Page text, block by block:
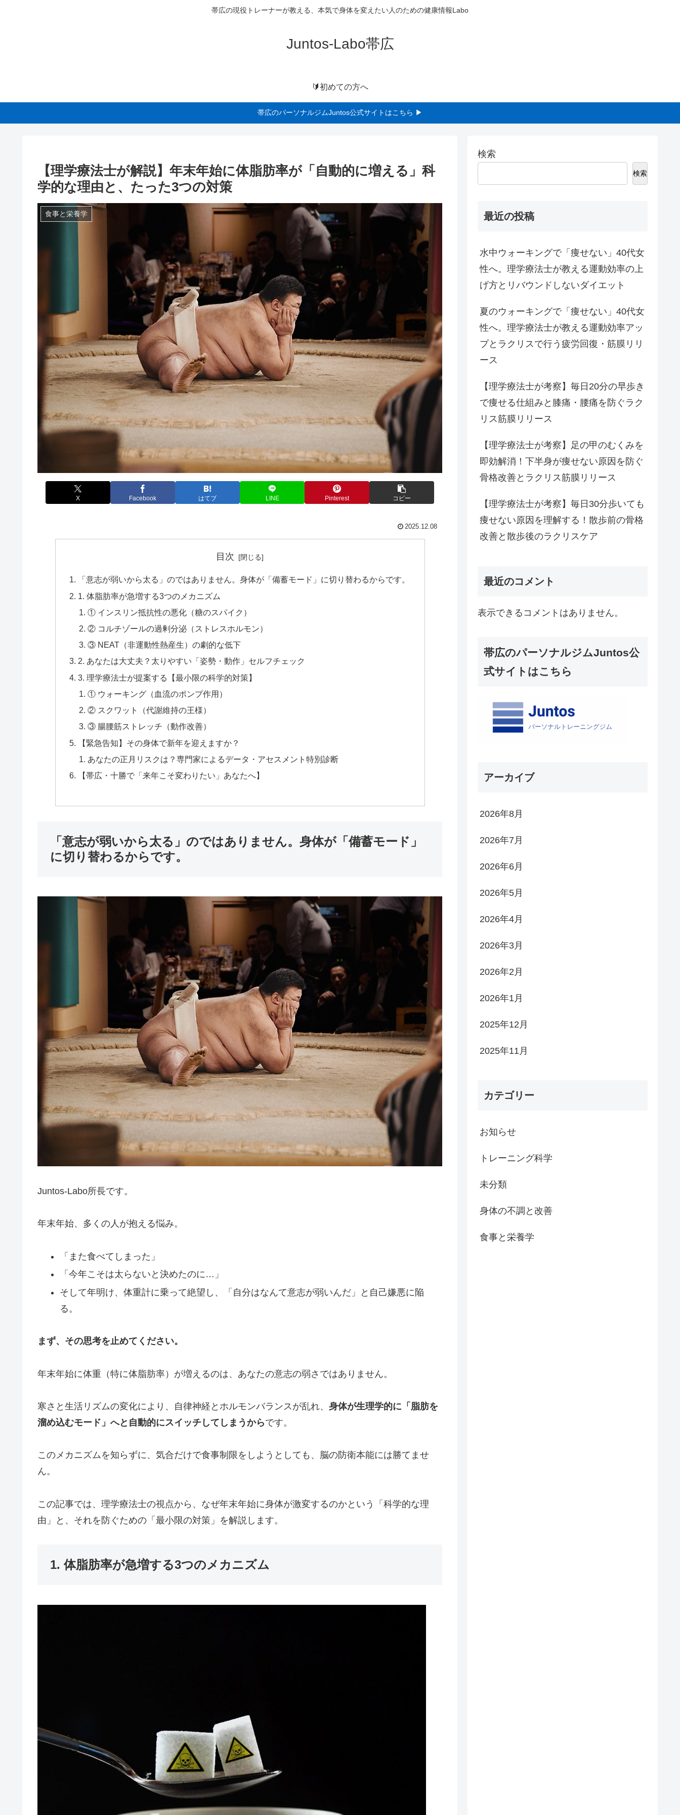
帯広の現役トレーナーが教える、本気で身体を変えたい人のための健康情報Labo
Juntos-Labo帯広
🔰初めての方へ
帯広のパーソナルジムJuntos公式サイトはこちら ▶
【理学療法士が解説】年末年始に体脂肪率が「自動的に増える」科
学的な理由と、たった3つの対策
食事と栄養学
X Facebook はてブ LINE Pinterest コピー
2025.12.08
目次
「意志が弱いから太る」のではありません。身体が「備蓄モード」に切り替わるからです。
1. 体脂肪率が急増する3つのメカニズム
① インスリン抵抗性の悪化（糖のスパイク）
② コルチゾールの過剰分泌（ストレスホルモン）
③ NEAT（非運動性熱産生）の劇的な低下
2. あなたは大丈夫？太りやすい「姿勢・動作」セルフチェック
3. 理学療法士が提案する【最小限の科学的対策】
① ウォーキング（血流のポンプ作用）
② スクワット（代謝維持の王様）
③ 腸腰筋ストレッチ（動作改善）
【緊急告知】その身体で新年を迎えますか？
あなたの正月リスクは？専門家によるデータ・アセスメント特別診断
【帯広・十勝で「来年こそ変わりたい」あなたへ】
「意志が弱いから太る」のではありません。身体が「備蓄モード」
に切り替わるからです。
Juntos-Labo所長です。
年末年始、多くの人が抱える悩み。
「また食べてしまった」
「今年こそは太らないと決めたのに…」
そして年明け、体重計に乗って絶望し、「自分はなんて意志が弱いんだ」と自己嫌悪に陥
る。
まず、その思考を止めてください。
年末年始に体重（特に体脂肪率）が増えるのは、あなたの意志の弱さではありません。
寒さと生活リズムの変化により、自律神経とホルモンバランスが乱れ、 身体が生理学的に「脂肪を
溜め込むモード」へと自動的にスイッチしてしまうからです。
このメカニズムを知らずに、気合だけで食事制限をしようとしても、脳の防衛本能には勝てませ
ん。
この記事では、理学療法士の視点から、なぜ年末年始に身体が激変するのかという「科学的な理
由」と、それを防ぐための「最小限の対策」を解説します。
1. 体脂肪率が急増する3つのメカニズム
検索
検索
最近の投稿
水中ウォーキングで「痩せない」40代女
性へ。理学療法士が教える運動効率の上
げ方とリバウンドしないダイエット
夏のウォーキングで「痩せない」40代女
性へ。理学療法士が教える運動効率アッ
プとラクリスで行う疲労回復・筋膜リリ
ース
【理学療法士が考察】毎日20分の早歩き
で痩せる仕組みと膝痛・腰痛を防ぐラク
リス筋膜リリース
【理学療法士が考察】足の甲のむくみを
即効解消！下半身が痩せない原因を防ぐ
骨格改善とラクリス筋膜リリース
【理学療法士が考察】毎日30分歩いても
痩せない原因を理解する！散歩前の骨格
改善と散歩後のラクリスケア
最近のコメント
表示できるコメントはありません。
帯広のパーソナルジムJuntos公
式サイトはこちら
アーカイブ
2026年8月
2026年7月
2026年6月
2026年5月
2026年4月
2026年3月
2026年2月
2026年1月
2025年12月
2025年11月
カテゴリー
お知らせ
トレーニング科学
未分類
身体の不調と改善
食事と栄養学